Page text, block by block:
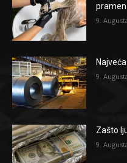
9.
9.
Zašto
9.